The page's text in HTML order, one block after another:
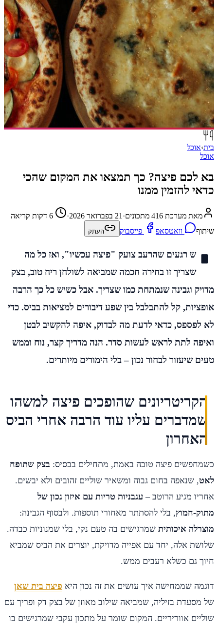
בית›אוכל
אוכל
בא לכם פיצה? כך תמצאו את המקום שהכי
כדאי להזמין ממנו
מאת מערכת 416 מתכונים · 21 בפברואר 2026 ·
6 דקות קריאה
שיתוף
וואטסאפ פייסבוק העתק
י ש רגעים שהרעב צועק "פיצה עכשיו", ואז כל מה
שצריך זו בחירה חכמה שמביאה לשולחן ריח טוב, בצק
מדויק וגבינה שנמתחת כמו שצריך. אבל כשיש כל כך הרבה
אופציות, קל להתבלבל בין שפע דיבורים למציאות בביס. כדי
לא לפספס, כדאי לדעת מה לבדוק, איפה להקשיב לבטן
ואיפה לתת לראש לעשות סדר. הנה מדריך קצר, נוח וממש
טעים שיעזור לבחור נכון – בלי הימורים מיותרים.
הקריטריונים שהופכים פיצה למשהו
שמדברים עליו עוד הרבה אחרי הביס
האחרון
כשמחפשים פיצה טובה באמת, מתחילים בבסיס: בצק שתופח
לאט, שנאפה בחום גבוה ומשאיר שוליים זהובים ולא יבשים.
אחריו מגיע הרוטב – עגבניות טריות עם איזון נכון של
מתוק-חמוץ, בלי להסתתר מאחורי תוספות. ולבסוף הגבינה:
מוצרלה איכותית שמרגישים בה טעם נקי, בלי שמנוניות כבדה.
שלושת אלה, יחד עם אפייה מדויקת, יוצרים את הביס שמביא
חיוך גם כשלא רעבים ממש.
דוגמה שממחישה איך עושים את זה נכון היא פיצה בית שאן
של מסעדת בזיליה, שמביאה שילוב מאוזן של בצק דק ופריך עם
שוליים אווריריים. המקום שומר על מתכון עקבי שמרגישים בו